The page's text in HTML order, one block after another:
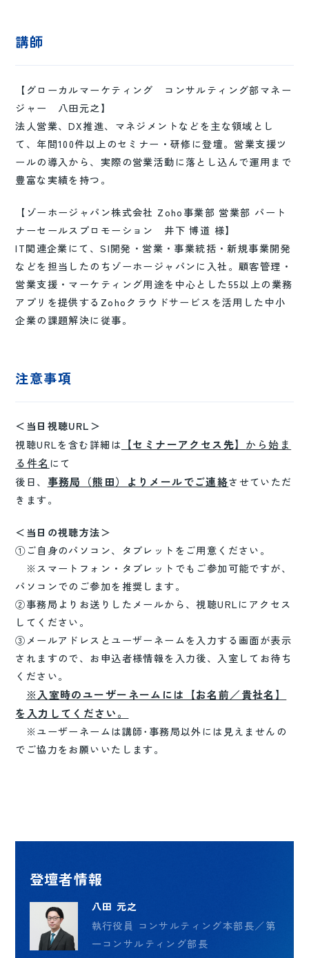
講師
【グローカルマーケティング コンサルティング部マネー
ジャー 八田元之】
法人営業、DX推進、マネジメントなどを主な領域とし
て、年間100件以上のセミナー・研修に登壇。営業支援ツ
ールの導入から、実際の営業活動に落とし込んで運用まで
豊富な実績を持つ。
【ゾーホージャパン株式会社 Zoho事業部 営業部 パート
ナーセールスプロモーション 井下 博道 様】
IT関連企業にて、SI開発・営業・事業統括・新規事業開発
などを担当したのちゾーホージャパンに入社。顧客管理・
営業支援・マーケティング用途を中心とした55以上の業務
アプリを提供するZohoクラウドサービスを活用した中小
企業の課題解決に従事。
注意事項
＜当日視聴URL＞
視聴URLを含む詳細は 【セミナーアクセス先】 から始ま
る件名 にて
後日、 事務局（熊田）よりメールでご連絡させていただ
きます。
＜当日の視聴方法＞
①ご自身のパソコン、タブレットをご用意ください。
※スマートフォン・タブレットでもご参加可能ですが、
パソコンでのご参加を推奨します。
②事務局よりお送りしたメールから、視聴URLにアクセス
してください。
③メールアドレスとユーザーネームを入力する画面が表示
されますので、お申込者様情報を入力後、入室してお待ち
ください。
※入室時のユーザーネームには【お名前／貴社名】
を入力してください。
※ユーザーネームは講師･事務局以外には見えませんの
でご協力をお願いいたします。
登壇者情報
八田 元之
執行役員 コンサルティング本部長／第
一コンサルティング部長